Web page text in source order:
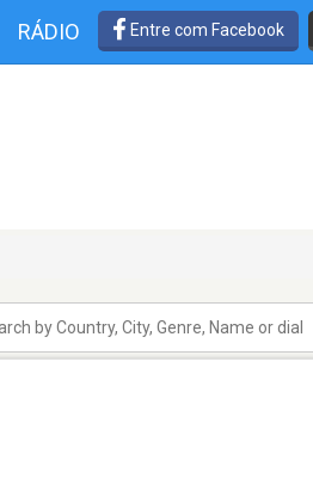
RÁDIO Entre com Facebook